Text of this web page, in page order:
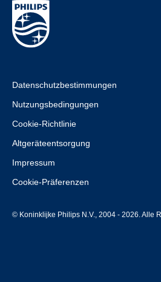
Datenschutzbestimmungen
Nutzungsbedingungen
Cookie-Richtlinie
Altgeräteentsorgung
Impressum
Cookie-Präferenzen
© Koninklijke Philips N.V., 2004 - 2026. Alle